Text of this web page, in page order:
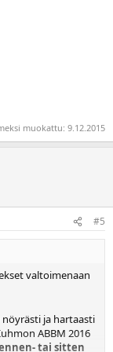
muokattu: 9.12.2015
#5
valtoimenaan
ja hartaasti
ABBM 2016
tai sitten